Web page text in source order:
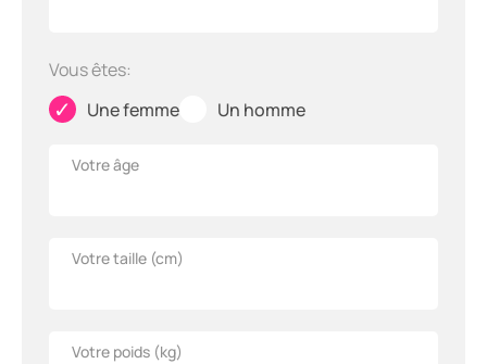
Vous êtes:
✓ Une femme Un homme
Votre âge
Votre taille (cm)
Votre poids (kg)